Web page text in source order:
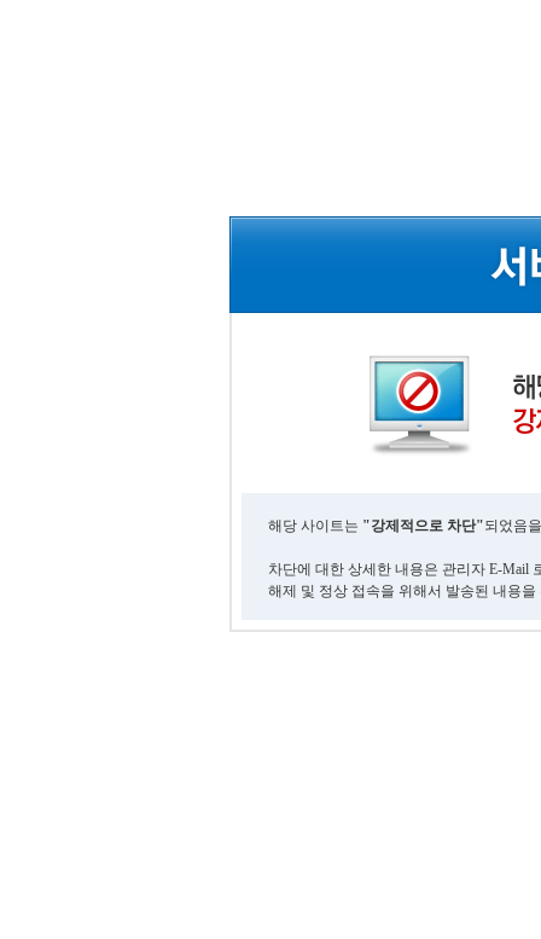
해당 사이트는 "강제적으로 차단"되었음
차단에 대한 상세한 내용은 관리자 E-Mail
해제 및 정상 접속을 위해서 발송된 내용